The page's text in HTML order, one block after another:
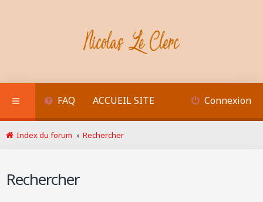
FAQ ACCUEIL SITE Connexion
Index du forum Rechercher
Rechercher